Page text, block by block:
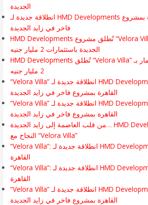
الجديدة
انطلاقة جديدة لـ HMD Developments في غرب القاهرة بمشروع
فاخر في زايد الجديدة
HMD Developments تُطلق مشروع “Velora Villa” بمدينة زايد
الجديدة باستثمارات 2 مليار جنيه
HMD Developments تُطلق “Velora Villa” في موقع ذهبي واستثمار بـ
2 مليار جنيه
“Velora Villa” انطلاقة جديدة لـ HMD Developments في غرب
القاهرة بمشروع فاخر في زايد الجديدة
“Velora Villa” انطلاقة جديدة لـ HMD Developments في غرب
القاهرة بمشروع فاخر في زايد الجديدة
من قلب العاصمة إلى زايد الجديدة… HMD Developments تواصل
النجاح مع “Velora Villa”
“Velora Villa”: انطلاقة جديدة لـ HMD Developments في غرب
القاهرة
“Velora Villa”: انطلاقة جديدة لـ HMD Developments في غرب
القاهرة
“Velora Villa” انطلاقة جديدة لـ HMD Developments في غرب
القاهرة بمشروع فاخر في زايد الجديدة